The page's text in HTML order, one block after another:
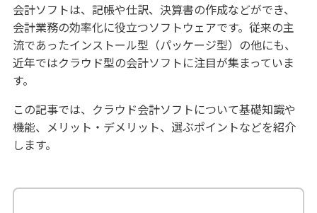
会計ソフトは、記帳や仕訳、決算書の作成などができ、
会計業務の効率化に役立つソフトウェアです。従来の主
流であったインストール型（パッケージ型）の他にも、
近年ではクラウド型の会計ソフトに注目が集まっていま
す。
この記事では、クラウド会計ソフトについて基礎知識や
機能、メリット・デメリット、選ぶポイントなどを紹介
します。